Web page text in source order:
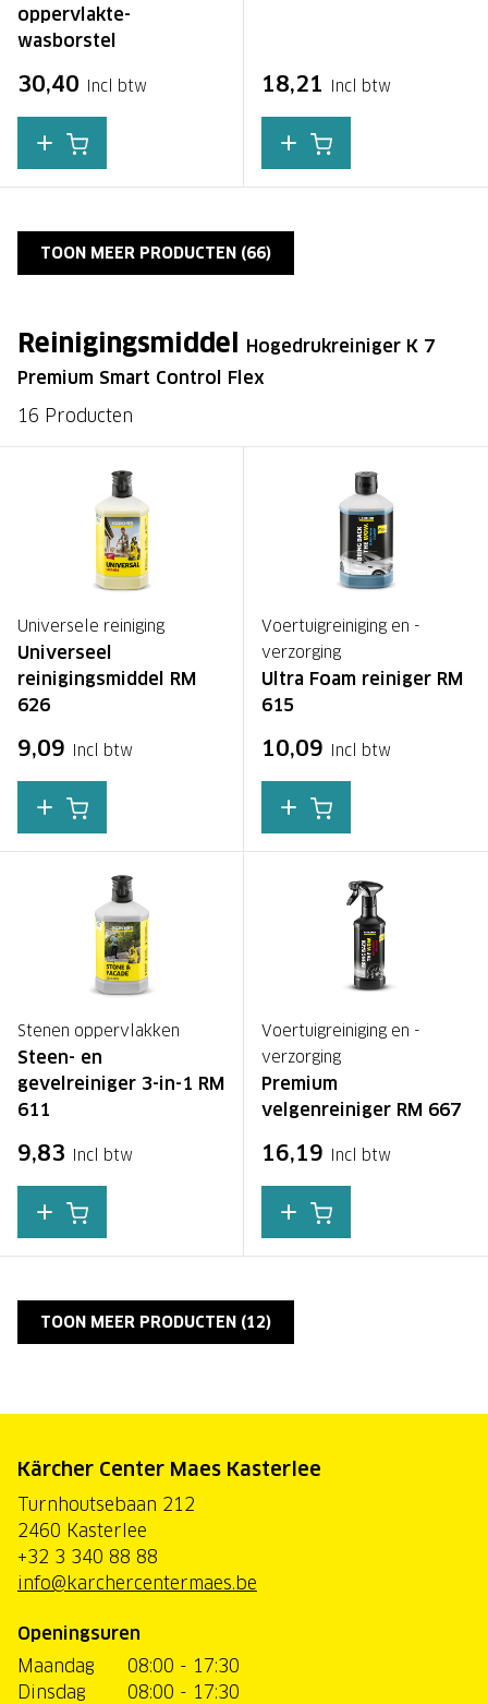
oppervlakte-
wasborstel
30,40 Incl btw 18,21 Incl btw
TOON MEER PRODUCTEN (66)
Reinigingsmiddel
Hogedrukreiniger K 7
Premium Smart Control Flex
16 Producten
Universele reiniging
Universeel
reinigingsmiddel RM
626
9,09 Incl btw
Voertuigreiniging en -
verzorging
Ultra Foam reiniger RM
615
10,09 Incl btw
Stenen oppervlakken
Steen- en
gevelreiniger 3-in-1 RM
611
9,83 Incl btw
Voertuigreiniging en -
verzorging
Premium
velgenreiniger RM 667
16,19 Incl btw
TOON MEER PRODUCTEN (12)
Kärcher Center Maes Kasterlee
Turnhoutsebaan 212
2460 Kasterlee
+32 3 340 88 88
info@karchercentermaes.be
Openingsuren
Maandag
08:00 - 17:30
Dinsdag
08:00 - 17:30